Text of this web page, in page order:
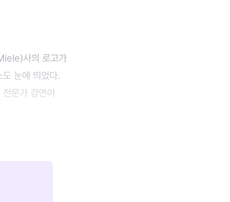
사의 로고가
눈에 띄었다.
문가 강연이